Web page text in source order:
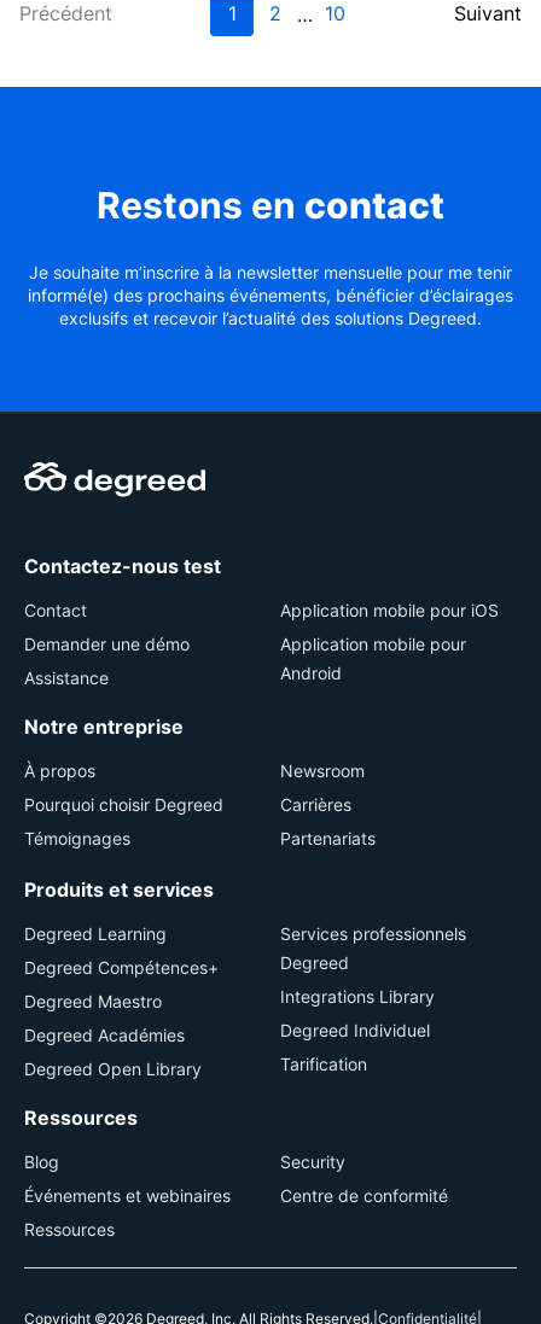
Précédent 1 2 … 10 Suivant
Restons en contact
Je souhaite m’inscrire à la newsletter mensuelle pour me tenir
informé(e) des prochains événements, bénéficier d’éclairages
exclusifs et recevoir l’actualité des solutions Degreed.
Contactez-nous test
Contact
Demander une démo
Assistance
Application mobile pour iOS
Application mobile pour
Android
Notre entreprise
À propos
Pourquoi choisir Degreed
Témoignages
Newsroom
Carrières
Partenariats
Produits et services
Degreed Learning
Degreed Compétences+
Degreed Maestro
Degreed Académies
Degreed Open Library
Services professionnels
Degreed
Integrations Library
Degreed Individuel
Tarification
Ressources
Blog
Événements et webinaires
Ressources
Security
Centre de conformité
Copyright ©2026 Degreed, Inc. All Rights Reserved. Confidentialité